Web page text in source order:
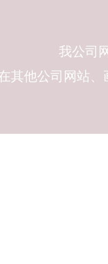
我公司
其他公司网站